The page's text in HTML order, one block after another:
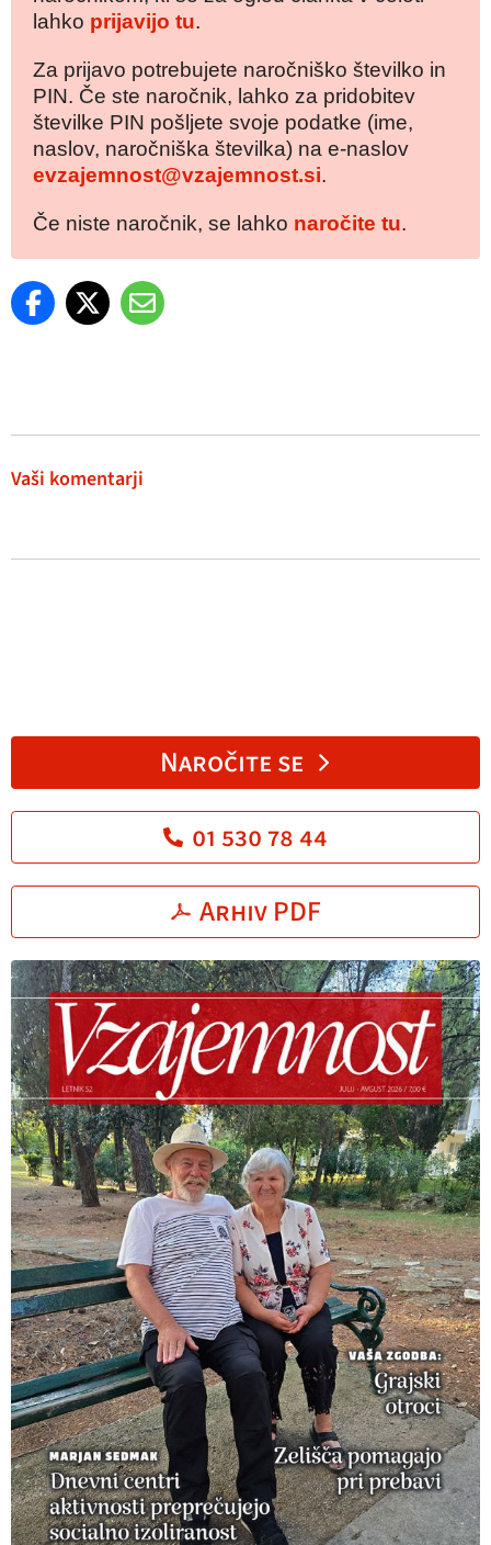
lahko prijavijo tu.
Za prijavo potrebujete naročniško številko in
PIN. Če ste naročnik, lahko za pridobitev
številke PIN pošljete svoje podatke (ime,
naslov, naročniška številka) na e-naslov
evzajemnost@vzajemnost.si.
Če niste naročnik, se lahko naročite tu.
Vaši komentarji
Naročite se
01 530 78 44
Arhiv PDF